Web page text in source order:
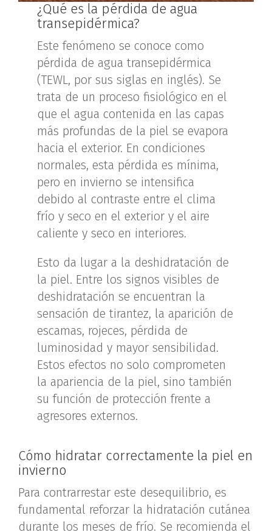
¿Qué es la pérdida de agua
transepidérmica?
Este fenómeno se conoce como
pérdida de agua transepidérmica
(TEWL, por sus siglas en inglés). Se
trata de un proceso fisiológico en el
que el agua contenida en las capas
más profundas de la piel se evapora
hacia el exterior. En condiciones
normales, esta pérdida es mínima,
pero en invierno se intensifica
debido al contraste entre el clima
frío y seco en el exterior y el aire
caliente y seco en interiores.
Esto da lugar a la deshidratación de
la piel. Entre los signos visibles de
deshidratación se encuentran la
sensación de tirantez, la aparición de
escamas, rojeces, pérdida de
luminosidad y mayor sensibilidad.
Estos efectos no solo comprometen
la apariencia de la piel, sino también
su función de protección frente a
agresores externos.
Cómo hidratar correctamente la piel en
invierno
Para contrarrestar este desequilibrio, es
fundamental reforzar la hidratación cutánea
durante los meses de frío. Se recomienda el